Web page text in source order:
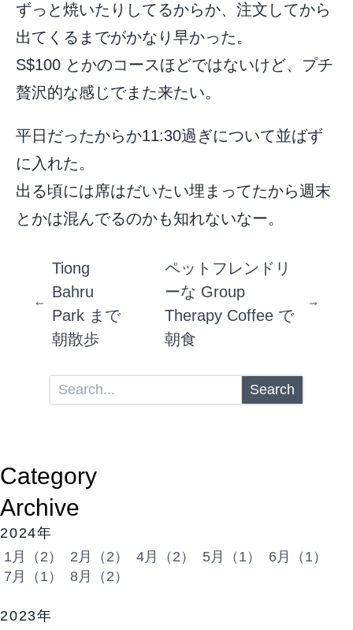
ずっと焼いたりしてるからか、注文してから
出てくるまでがかなり早かった。
S$100 とかのコースほどではないけど、プチ
贅沢的な感じでまた来たい。
平日だったからか11:30過ぎについて並ばず
に入れた。
出る頃には席はだいたい埋まってたから週末
とかは混んでるのかも知れないなー。
Tiong
Bahru
Park まで
朝散歩
ペットフレンドリ
ーな Group
Therapy Coffee で
朝食
Search
Category
Archive
2024年
1月（2）
2月（2） 4月（2） 5月（1）
6月（1）
7月（1）
8月（2）
2023年